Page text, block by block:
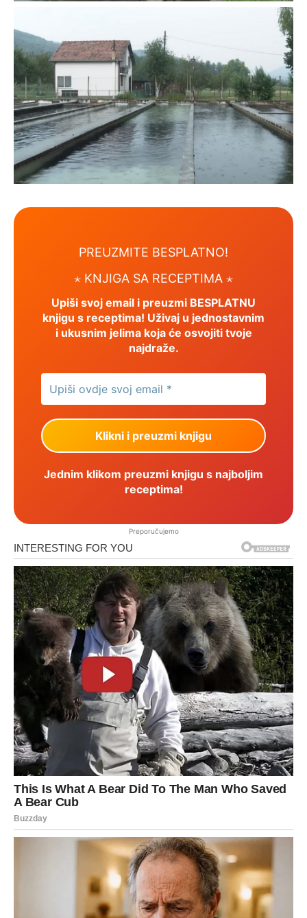
PREUZMITE BESPLATNO!
⋆ KNJIGA SA RECEPTIMA ⋆
Upiši svoj email i preuzmi BESPLATNU
knjigu s receptima! Uživaj u jednostavnim
i ukusnim jelima koja će osvojiti tvoje
najdraže.
Jednim klikom preuzmi knjigu s najboljim
receptima!
Preporučujemo